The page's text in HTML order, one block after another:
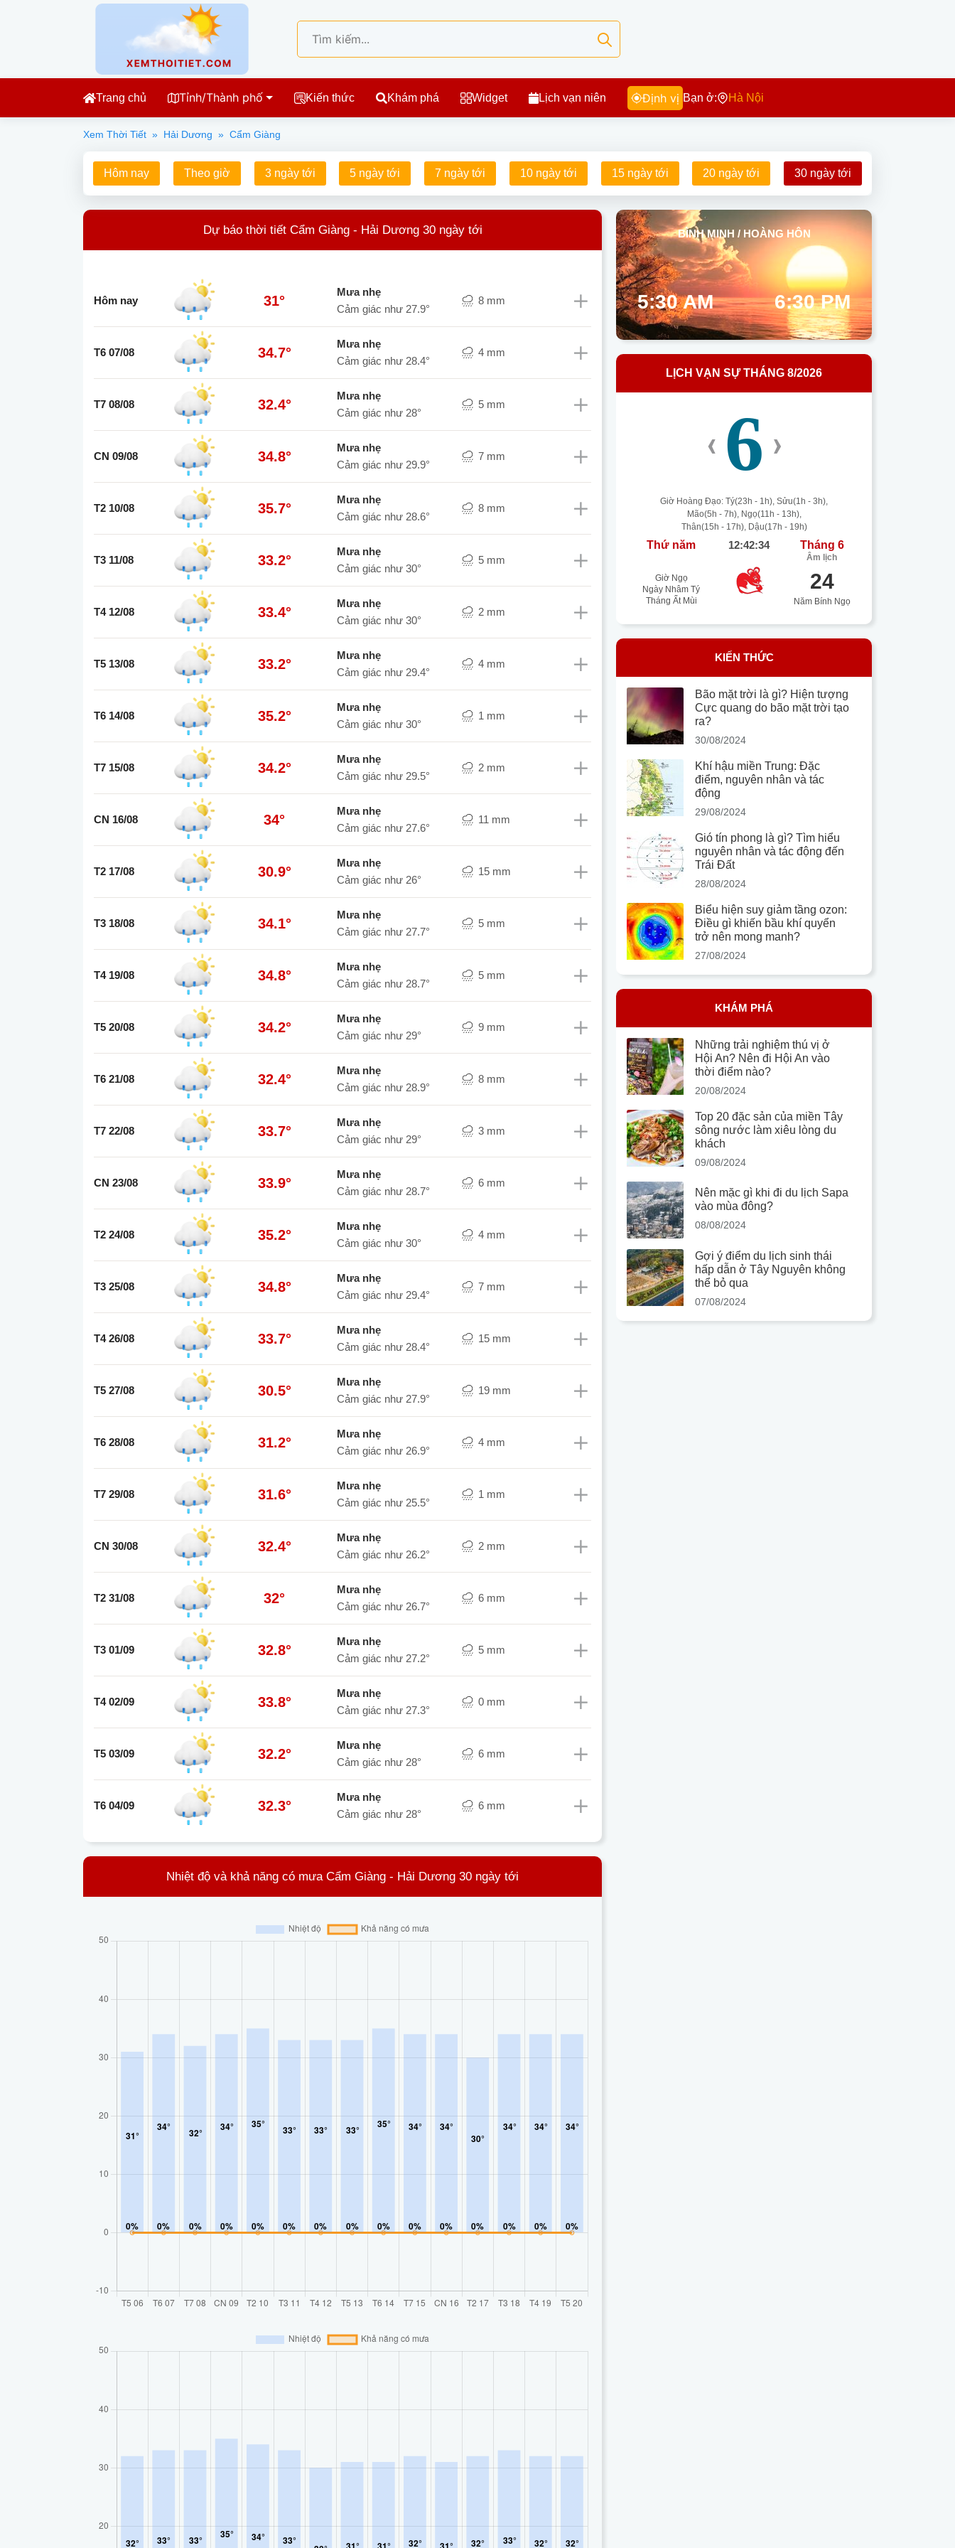
Trang chủ Tỉnh/Thành phố Kiến thức Khám phá Widget Lịch vạn niên Định vị Bạn ở: Hà Nội
Xem Thời Tiết » Hải Dương » Cẩm Giàng
Hôm nay Theo giờ 3 ngày tới 5 ngày tới 7 ngày tới 10 ngày tới 15 ngày tới 20 ngày tới 30 ngày tới
Dự báo thời tiết Cẩm Giàng - Hải Dương 30 ngày tới
Hôm nay 31°
mưa nhẹ
Cảm giác như 27.9°
8 mm
T6 07/08 34.7°
mưa nhẹ
Cảm giác như 28.4°
4 mm
T7 08/08 32.4°
mưa nhẹ
Cảm giác như 28°
5 mm
CN 09/08 34.8°
mưa nhẹ
Cảm giác như 29.9°
7 mm
T2 10/08 35.7°
mưa nhẹ
Cảm giác như 28.6°
8 mm
T3 11/08 33.2°
mưa nhẹ
Cảm giác như 30°
5 mm
T4 12/08 33.4°
mưa nhẹ
Cảm giác như 30°
2 mm
T5 13/08 33.2°
mưa nhẹ
Cảm giác như 29.4°
4 mm
T6 14/08 35.2°
mưa nhẹ
Cảm giác như 30°
1 mm
T7 15/08 34.2°
mưa nhẹ
Cảm giác như 29.5°
2 mm
CN 16/08 34°
mưa nhẹ
Cảm giác như 27.6°
11 mm
T2 17/08 30.9°
mưa nhẹ
Cảm giác như 26°
15 mm
T3 18/08 34.1°
mưa nhẹ
Cảm giác như 27.7°
5 mm
T4 19/08 34.8°
mưa nhẹ
Cảm giác như 28.7°
5 mm
T5 20/08 34.2°
mưa nhẹ
Cảm giác như 29°
9 mm
T6 21/08 32.4°
mưa nhẹ
Cảm giác như 28.9°
8 mm
T7 22/08 33.7°
mưa nhẹ
Cảm giác như 29°
3 mm
CN 23/08 33.9°
mưa nhẹ
Cảm giác như 28.7°
6 mm
T2 24/08 35.2°
mưa nhẹ
Cảm giác như 30°
4 mm
T3 25/08 34.8°
mưa nhẹ
Cảm giác như 29.4°
7 mm
T4 26/08 33.7°
mưa nhẹ
Cảm giác như 28.4°
15 mm
T5 27/08 30.5°
mưa nhẹ
Cảm giác như 27.9°
19 mm
T6 28/08 31.2°
mưa nhẹ
Cảm giác như 26.9°
4 mm
T7 29/08 31.6°
mưa nhẹ
Cảm giác như 25.5°
1 mm
CN 30/08 32.4°
mưa nhẹ
Cảm giác như 26.2°
2 mm
T2 31/08 32°
mưa nhẹ
Cảm giác như 26.7°
6 mm
T3 01/09 32.8°
mưa nhẹ
Cảm giác như 27.2°
5 mm
T4 02/09 33.8°
mưa nhẹ
Cảm giác như 27.3°
0 mm
T5 03/09 32.2°
mưa nhẹ
Cảm giác như 28°
6 mm
T6 04/09 32.3°
mưa nhẹ
Cảm giác như 28°
6 mm
Nhiệt độ và khả năng có mưa Cẩm Giàng - Hải Dương 30 ngày tới
BÌNH MINH / HOÀNG HÔN
5:30 AM 6:30 PM
LỊCH VẠN SỰ THÁNG 8/2026
‹ 6 ›
Giờ Hoàng Đạo: Tý(23h - 1h), Sửu(1h - 3h),
Mão(5h - 7h), Ngọ(11h - 13h),
Thân(15h - 17h), Dậu(17h - 19h)
Thứ năm 12:42:35 Tháng 6
Âm lịch
Giờ Ngọ
Ngày Nhâm Tý
Tháng Ất Mùi
24
Năm Bính Ngọ
KIẾN THỨC
Bão mặt trời là gì? Hiện tượng
Cực quang do bão mặt trời tạo
ra?
30/08/2024
Khí hậu miền Trung: Đặc
điểm, nguyên nhân và tác
động
29/08/2024
Gió tín phong là gì? Tìm hiểu
nguyên nhân và tác động đến
Trái Đất
28/08/2024
Biểu hiện suy giảm tầng ozon:
Điều gì khiến bầu khí quyển
trở nên mong manh?
27/08/2024
KHÁM PHÁ
Những trải nghiệm thú vị ở
Hội An? Nên đi Hội An vào
thời điểm nào?
20/08/2024
Top 20 đặc sản của miền Tây
sông nước làm xiêu lòng du
khách
09/08/2024
Nên mặc gì khi đi du lịch Sapa
vào mùa đông?
08/08/2024
Gợi ý điểm du lịch sinh thái
hấp dẫn ở Tây Nguyên không
thể bỏ qua
07/08/2024